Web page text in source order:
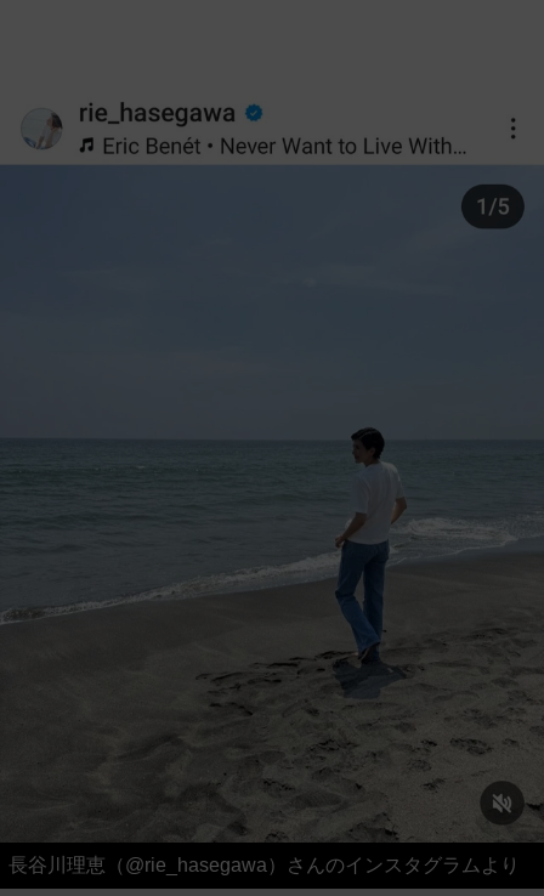
長谷川理恵（@rie_hasegawa）さんのインスタグラムより